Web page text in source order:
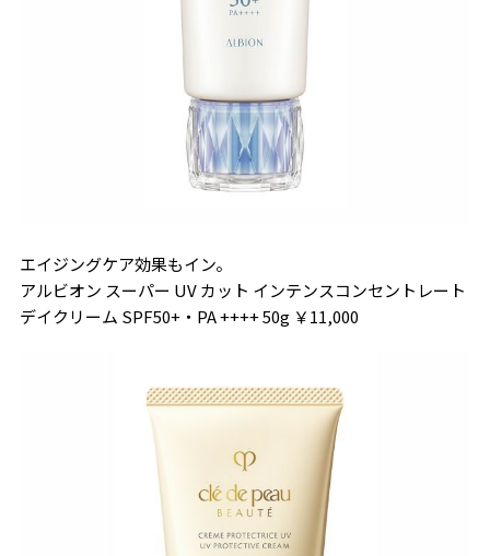
エイジングケア効果もイン。
アルビオン スーパー UV カット インテンスコンセントレート
デイクリーム SPF50+・PA ++++ 50g ￥11,000